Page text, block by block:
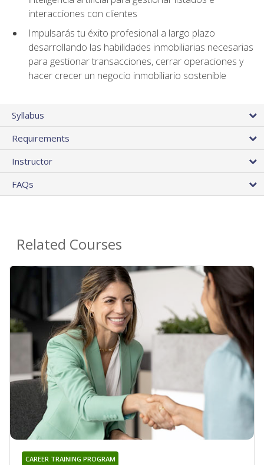
interacciones con clientes
Impulsarás tu éxito profesional a largo plazo
desarrollando las habilidades inmobiliarias necesarias
para gestionar transacciones, cerrar operaciones y
hacer crecer un negocio inmobiliario sostenible
Syllabus
Requirements
Instructor
FAQs
Related Courses
CAREER TRAINING PROGRAM